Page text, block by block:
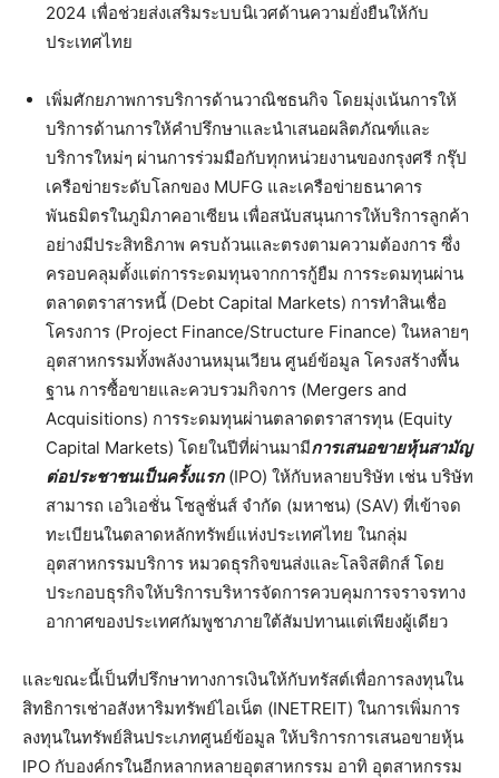
2024 เพื่อช่วยส่งเสริมระบบนิเวศด้านความยั่งยืนให้กับ
ประเทศไทย
เพิ่มศักยภาพการบริการด้านวาณิชธนกิจ โดยมุ่งเน้นการให้
บริการด้านการให้คำปรึกษาและนำเสนอผลิตภัณฑ์และ
บริการใหม่ๆ ผ่านการร่วมมือกับทุกหน่วยงานของกรุงศรี กรุ๊ป
เครือข่ายระดับโลกของ MUFG และเครือข่ายธนาคาร
พันธมิตรในภูมิภาคอาเซียน เพื่อสนับสนุนการให้บริการลูกค้า
อย่างมีประสิทธิภาพ ครบถ้วนและตรงตามความต้องการ ซึ่ง
ครอบคลุมตั้งแต่การระดมทุนจากการกู้ยืม การระดมทุนผ่าน
ตลาดตราสารหนี้ (Debt Capital Markets) การทำสินเชื่อ
โครงการ (Project Finance/Structure Finance) ในหลายๆ
อุตสาหกรรมทั้งพลังงานหมุนเวียน ศูนย์ข้อมูล โครงสร้างพื้น
ฐาน การซื้อขายและควบรวมกิจการ (Mergers and
Acquisitions) การระดมทุนผ่านตลาดตราสารทุน (Equity
Capital Markets) โดยในปีที่ผ่านมามีการเสนอขายหุ้นสามัญ
ต่อประชาชนเป็นครั้งแรก(IPO) ให้กับหลายบริษัท เช่น บริษัท
สามารถ เอวิเอชั่น โซลูชั่นส์ จำกัด (มหาชน) (SAV) ที่เข้าจด
ทะเบียนในตลาดหลักทรัพย์แห่งประเทศไทย ในกลุ่ม
อุตสาหกรรมบริการ หมวดธุรกิจขนส่งและโลจิสติกส์ โดย
ประกอบธุรกิจให้บริการบริหารจัดการควบคุมการจราจรทาง
อากาศของประเทศกัมพูชาภายใต้สัมปทานแต่เพียงผู้เดียว
และขณะนี้เป็นที่ปรึกษาทางการเงินให้กับทรัสต์เพื่อการลงทุนใน
สิทธิการเช่าอสังหาริมทรัพย์ไอเน็ต (INETREIT) ในการเพิ่มการ
ลงทุนในทรัพย์สินประเภทศูนย์ข้อมูล ให้บริการการเสนอขายหุ้น
IPO กับองค์กรในอีกหลากหลายอุตสาหกรรม อาทิ อุตสาหกรรม